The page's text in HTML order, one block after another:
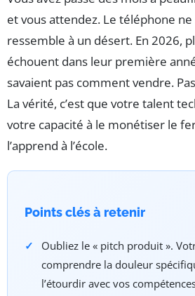
et vous attendez. Le téléphone
ressemble à un désert. En 2026,
échouent dans leur première
savaient pas comment vendre.
La vérité, c’est que votre talent
votre capacité à le monétiser le
l’apprend à l’école.
Points clés à retenir
Oubliez le « pitch produit ».
comprendre la douleur
l’étourdir avec vos